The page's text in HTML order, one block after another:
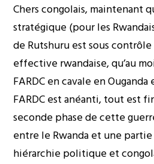
Chers congolais, maintenant
stratégique (pour les
de Rutshuru est sous
effective rwandaise, qu’au
FARDC en cavale en
FARDC est anéanti, tout est
seconde phase de cette
entre le Rwanda et une
hiérarchie politique et